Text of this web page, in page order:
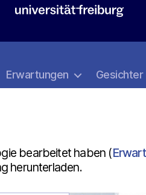
Erwartungen Gesichter
bearbeitet haben (
herunterladen.